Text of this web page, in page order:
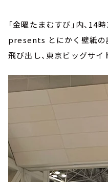
「金曜たまむすび」内、14
presents とにかく壁紙の
飛び出し、東京ビッグサイ